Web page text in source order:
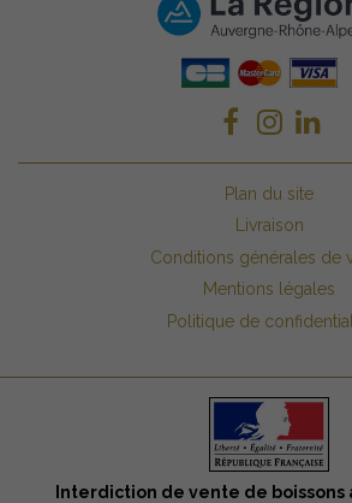
Plan du site
Livraison
Conditions générales de
Mentions légales
Politique de
Interdiction de vente de boissons